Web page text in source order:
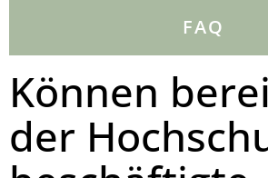
FAQ
Können
der